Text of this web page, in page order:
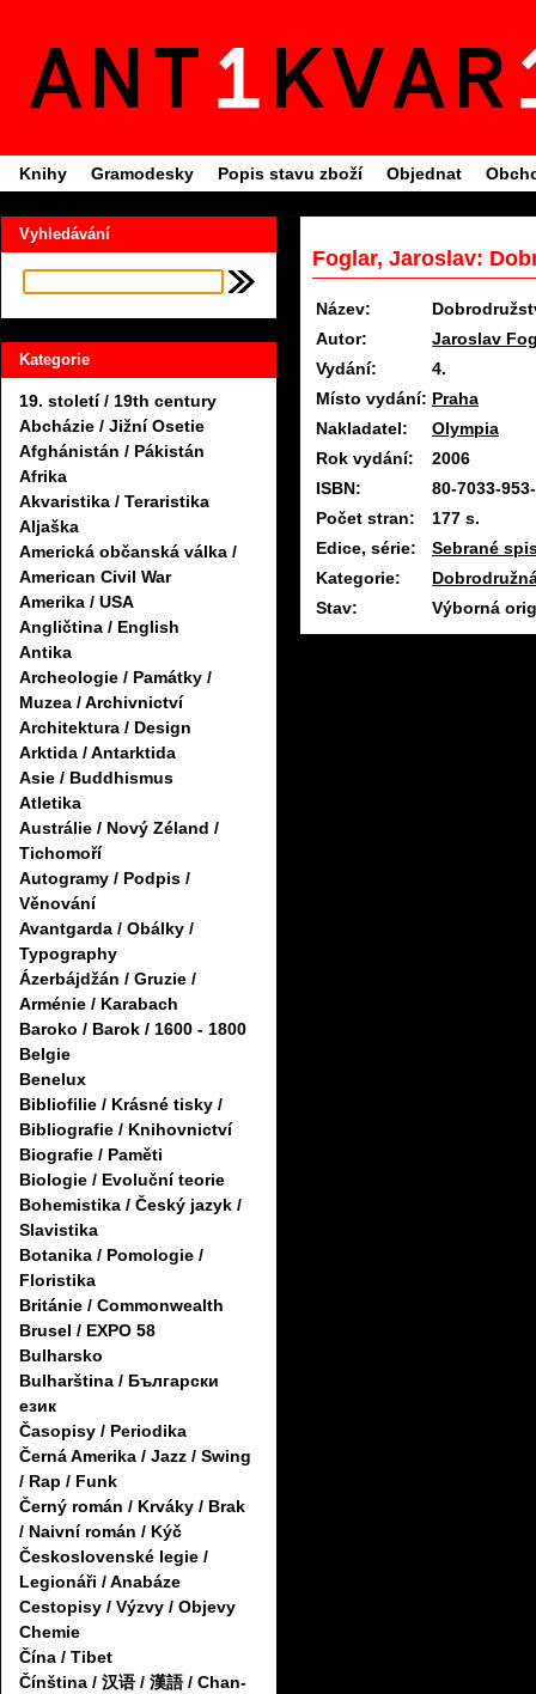
Knihy Gramodesky Popis stavu zboží Objednat
Vyhledávání
Kategorie
19. století / 19th century
Abcházie / Jižní Osetie
Afghánistán / Pákistán
Afrika
Akvaristika / Teraristika
Aljaška
Americká občanská válka /
American Civil War
Amerika / USA
Angličtina / English
Antika
Archeologie / Památky /
Muzea / Archivnictví
Architektura / Design
Arktida / Antarktida
Asie / Buddhismus
Atletika
Austrálie / Nový Zéland /
Tichomoří
Autogramy / Podpis /
Věnování
Avantgarda / Obálky /
Typography
Ázerbájdžán / Gruzie /
Arménie / Karabach
Baroko / Barok / 1600 - 1800
Belgie
Benelux
Bibliofilie / Krásné tisky /
Bibliografie / Knihovnictví
Biografie / Paměti
Biologie / Evoluční teorie
Bohemistika / Český jazyk /
Slavistika
Botanika / Pomologie /
Floristika
Británie / Commonwealth
Brusel / EXPO 58
Bulharsko
Bulharština / Български
език
Časopisy / Periodika
Černá Amerika / Jazz / Swing
/ Rap / Funk
Černý román / Krváky / Brak
/ Naivní román / Kýč
Československé legie /
Legionáři / Anabáze
Cestopisy / Výzvy / Objevy
Chemie
Čína / Tibet
Čínština / 汉语 / 漢語 / Chan-
Foglar, Jaroslav:
Název:
Autor:
Jaroslav
Vydání:
4.
Místo vydání: Praha
Nakladatel:
Olympia
Rok vydání:
2006
ISBN:
80-7033-
Počet stran:
177 s.
Edice, série:
Sebrané
Kategorie:
Stav:
Výborná